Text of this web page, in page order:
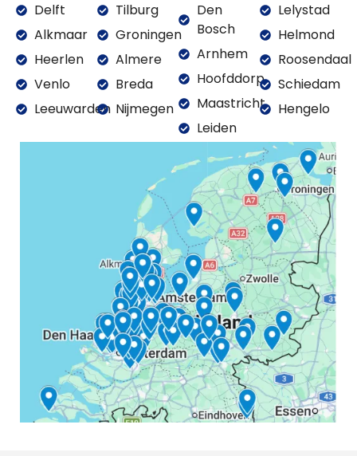
Delft
Alkmaar
Heerlen
Venlo
Leeuwarden
Tilburg
Groningen
Almere
Breda
Nijmegen
Den
Bosch
Arnhem
Hoofddorp
Maastricht
Leiden
Lelystad
Helmond
Roosendaal
Schiedam
Hengelo